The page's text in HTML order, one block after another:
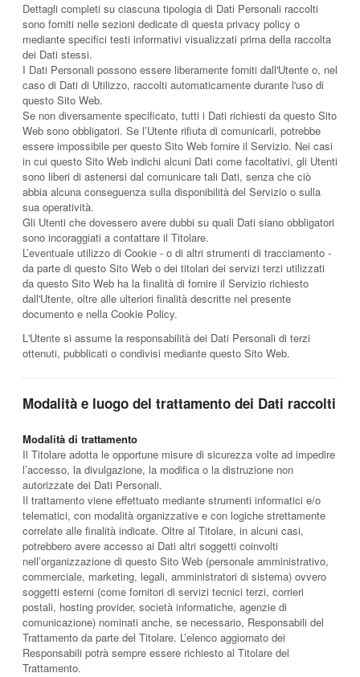
Dettagli completi su ciascuna tipologia di Dati Personali raccolti
sono forniti nelle sezioni dedicate di questa privacy policy o
mediante specifici testi informativi visualizzati prima della raccolta
dei Dati stessi.
I Dati Personali possono essere liberamente forniti dall'Utente o, nel
caso di Dati di Utilizzo, raccolti automaticamente durante l'uso di
questo Sito Web.
Se non diversamente specificato, tutti i Dati richiesti da questo Sito
Web sono obbligatori. Se l’Utente rifiuta di comunicarli, potrebbe
essere impossibile per questo Sito Web fornire il Servizio. Nei casi
in cui questo Sito Web indichi alcuni Dati come facoltativi, gli Utenti
sono liberi di astenersi dal comunicare tali Dati, senza che ciò
abbia alcuna conseguenza sulla disponibilità del Servizio o sulla
sua operatività.
Gli Utenti che dovessero avere dubbi su quali Dati siano obbligatori
sono incoraggiati a contattare il Titolare.
L’eventuale utilizzo di Cookie - o di altri strumenti di tracciamento -
da parte di questo Sito Web o dei titolari dei servizi terzi utilizzati
da questo Sito Web ha la finalità di fornire il Servizio richiesto
dall'Utente, oltre alle ulteriori finalità descritte nel presente
documento e nella Cookie Policy.
L'Utente si assume la responsabilità dei Dati Personali di terzi
ottenuti, pubblicati o condivisi mediante questo Sito Web.
Modalità e luogo del trattamento dei Dati raccolti
Modalità di trattamento
Il Titolare adotta le opportune misure di sicurezza volte ad impedire
l’accesso, la divulgazione, la modifica o la distruzione non
autorizzate dei Dati Personali.
Il trattamento viene effettuato mediante strumenti informatici e/o
telematici, con modalità organizzative e con logiche strettamente
correlate alle finalità indicate. Oltre al Titolare, in alcuni casi,
potrebbero avere accesso ai Dati altri soggetti coinvolti
nell’organizzazione di questo Sito Web (personale amministrativo,
commerciale, marketing, legali, amministratori di sistema) ovvero
soggetti esterni (come fornitori di servizi tecnici terzi, corrieri
postali, hosting provider, società informatiche, agenzie di
comunicazione) nominati anche, se necessario, Responsabili del
Trattamento da parte del Titolare. L’elenco aggiornato dei
Responsabili potrà sempre essere richiesto al Titolare del
Trattamento.